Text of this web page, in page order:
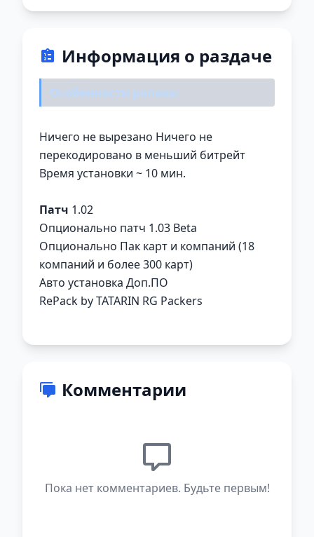
Информация о раздаче
Особенности репака:
Ничего не вырезано Ничего не
перекодировано в меньший битрейт
Время установки ~ 10 мин.
Патч 1.02
Опционально патч 1.03 Beta
Опционально Пак карт и компаний (18
компаний и более 300 карт)
Авто установка Доп.ПО
RePack by TATARIN RG Packers
Комментарии
Пока нет комментариев. Будьте первым!